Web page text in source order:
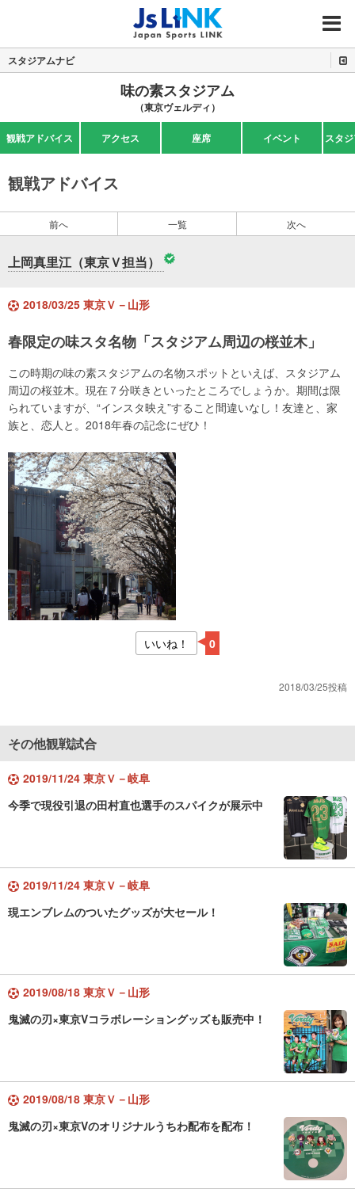
MENU
スタジアムナビ
味の素スタジアム
（東京ヴェルディ）
観戦アドバイス アクセス 座席 イベント スタ
観戦アドバイス
前へ 一覧 次へ
上岡真里江（東京Ｖ担当）
2018/03/25 東京Ｖ－山形
春限定の味スタ名物「スタジアム周辺の桜並木」
この時期の味の素スタジアムの名物スポットといえば、スタジアム
周辺の桜並木。現在７分咲きといったところでしょうか。期間は限
られていますが、“インスタ映え”すること間違いなし！友達と、家
族と、恋人と。2018年春の記念にぜひ！
いいね！ 0
2018/03/25投稿
その他観戦試合
2019/11/24 東京Ｖ－岐阜
今季で現役引退の田村直也選手のスパイクが展示中
2019/11/24 東京Ｖ－岐阜
現エンブレムのついたグッズが大セール！
2019/08/18 東京Ｖ－山形
鬼滅の刃×東京Vコラボレーショングッズも販売中！
2019/08/18 東京Ｖ－山形
鬼滅の刃×東京Vのオリジナルうちわ配布を配布！